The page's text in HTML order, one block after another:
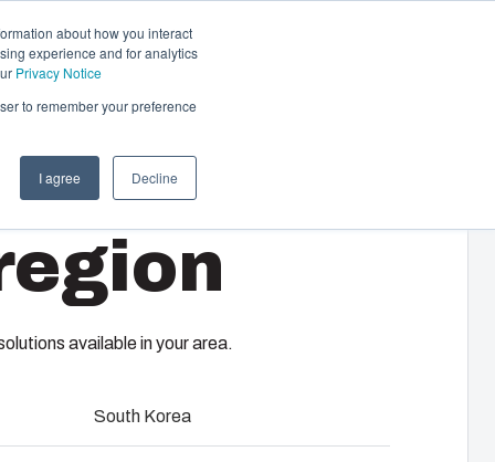
about how you interact
experience and for analytics
Privacy Notice
to remember your preference
I agree Decline
Auton lataukseen ja lämmitykseen
laadukkaat tuotteet taloyhtiöille, työpaikoille
ja kaupallisiin kohteisiin.
available in your area.
South Korea